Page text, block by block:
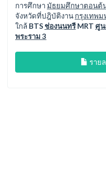
การศึกษา มัธยมศึกษาตอนต้
จังหวัดที่ปฎิบัติงาน กรุงเทพ
ใกล้ BTS ช่องนนทรีMRT ศู
พระราม 3
ราย